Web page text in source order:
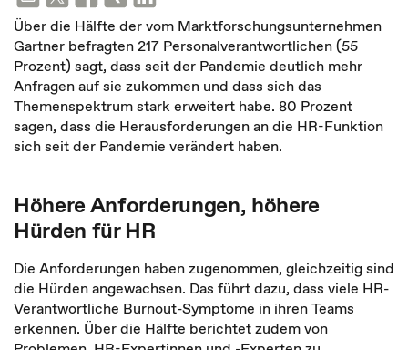
Über die Hälfte der vom Marktforschungsunternehmen
Gartner befragten 217 Personalverantwortlichen (55
Prozent) sagt, dass seit der Pandemie deutlich mehr
Anfragen auf sie zukommen und dass sich das
Themenspektrum stark erweitert habe. 80 Prozent
sagen, dass die Herausforderungen an die HR-Funktion
sich seit der Pandemie verändert haben.
Höhere Anforderungen, höhere
Hürden für HR
Die Anforderungen haben zugenommen, gleichzeitig sind
die Hürden angewachsen. Das führt dazu, dass viele HR-
Verantwortliche Burnout-Symptome in ihren Teams
erkennen. Über die Hälfte berichtet zudem von